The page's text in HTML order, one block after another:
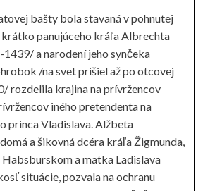
bašty bola stavaná v pohnutej
panujúceho kráľa Albrechta
a narodení jeho synčeka
/na svet prišiel až po otcovej
rozdelila krajina na prívržencov
iného pretendenta na
princa Vladislava. Alžbeta
a šikovná dcéra kráľa Žigmunda,
a matka Ladislava
situácie, pozvala na ochranu